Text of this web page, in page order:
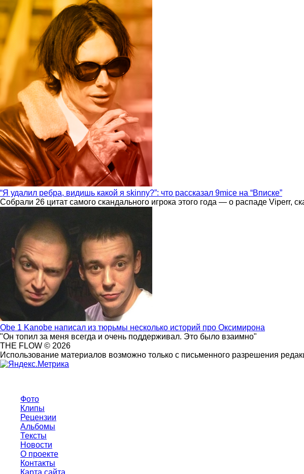
“Я удалил ребра, видишь какой я skinny?”: что рассказал 9mice на “Вписке”
Собрали 26 цитат самого скандального игрока этого года — о распаде
Obe 1 Kanobe написал из тюрьмы несколько историй про Оксимирона
"Он топил за меня всегда и очень поддерживал. Это было взаимно"
THE FLOW © 2026
Использование материалов возможно только с письменного разрешения
Фото
Клипы
Рецензии
Альбомы
Тексты
Новости
О проекте
Контакты
Карта сайта